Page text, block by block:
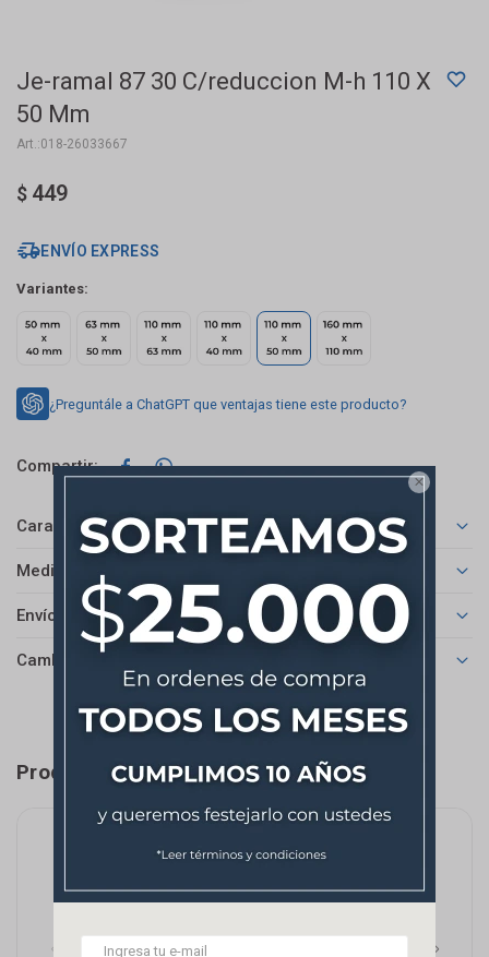

Je-ramal 87 30 C/reduccion M-h 110 X
50 Mm
018-26033667
$ 449
ENVÍO EXPRESS
Variantes:
¿Preguntále a ChatGPT que ventajas tiene este producto?
 
Características
Medios de pago
Envíos
Cambios y Devoluciones
Productos que te pueden interesar